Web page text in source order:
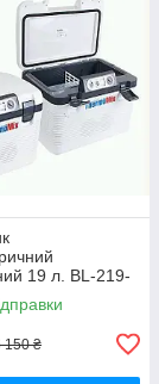
19 л. BL-219-
24/220V 60W
150 ₴